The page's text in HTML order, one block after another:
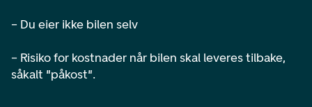
– Du eier ikke bilen selv
– Risiko for kostnader når bilen skal leveres tilbake,
såkalt "påkost".